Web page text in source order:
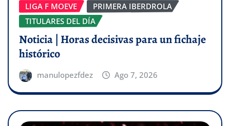
LIGA F MOEVE
PRIMERA IBERDROLA
TITULARES DEL DÍA
Noticia | Horas decisivas para un fichaje
histórico
manulopezfdez Ago 7, 2026